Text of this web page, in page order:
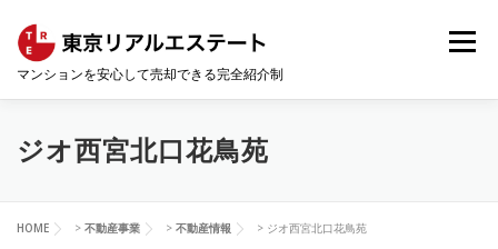
ツ
マンションを安心して売却できる完全紹介制
メニュー
HOME 会社概要 コンサルティング事業
不動産事業 マンションの売却・査定相場
ジオ西宮北口花鳥苑
HOME > 不動産事業 > 不動産情報 > ジオ西宮北口花鳥苑